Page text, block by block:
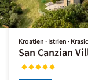
Kroatien · Istrien ·
San Canzian